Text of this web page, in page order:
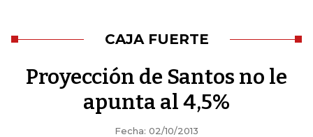
CAJA FUERTE
Proyección de Santos no le
apunta al 4,5%
Fecha: 02/10/2013